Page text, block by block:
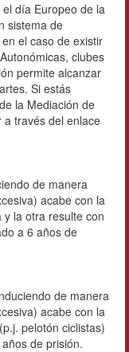
día Europeo de la
sistema de
el caso de existir
clubes
permite alcanzar
Si estás
la Mediación de
través del enlace
de manera
acabe con la
la otra resulte con
a 6 años de
de manera
acabe con la
pelotón ciclistas)
de prisión.